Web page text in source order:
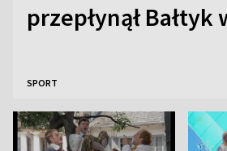
przepłynął Bałtyk
SPORT